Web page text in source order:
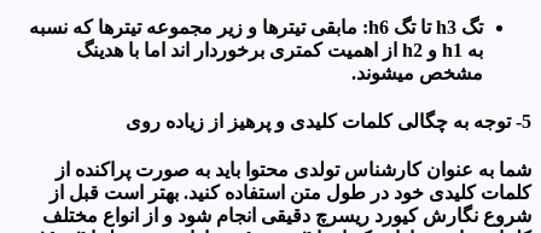
تگ h3 تا تگ h6: مابقی تیترها و زیر مجموعه تیترها که نسبه
به h1 و h2 از اهمیت کمتری برخوردار اند اما با هدینگ
مشخص میشوند.
5- توجه به چگالی کلمات کلیدی و پرهیز از زیاده روی
شما به عنوان کارشناس تولدی محتوا باید به صورت پراکنده از
کلمات کلیدی خود در طول متن استفاده کنید. بهتر است قبل از
شروع نگارش کیورد ریسرچ دقیقی انجام شود و از انواع مختلف